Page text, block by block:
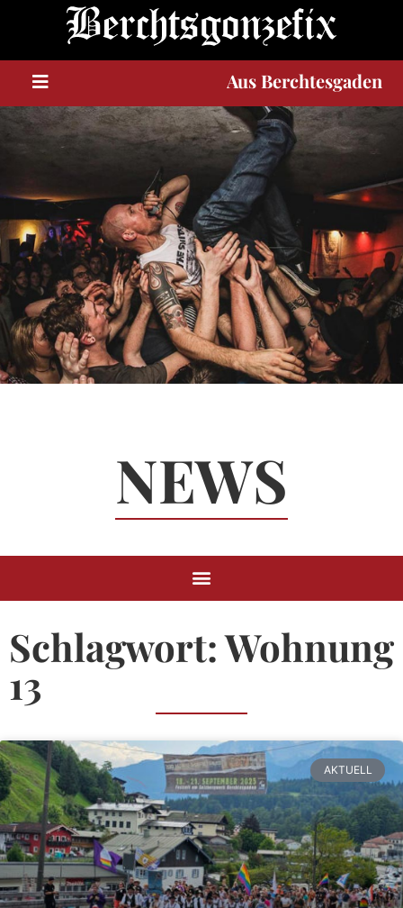
Berchtesgaden
Rund um
Berchtesgaden
NEWS
Schlagwort: Wohnung
13
AKTUELL